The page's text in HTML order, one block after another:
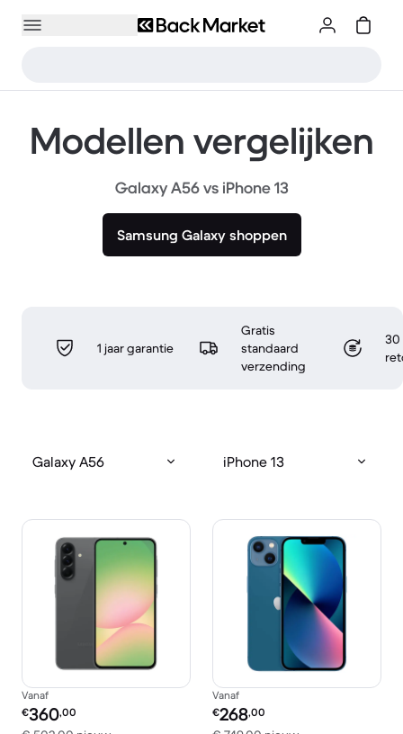
Modellen vergelijken
Galaxy A56 vs iPhone 13
Samsung Galaxy shoppen
1 jaar garantie
Gratis
standaard
verzending
30
Galaxy A56 iPhone 13
Vanaf
Refurbished prijs:
€360,00
Vanaf
Refurbished prijs:
€268,00